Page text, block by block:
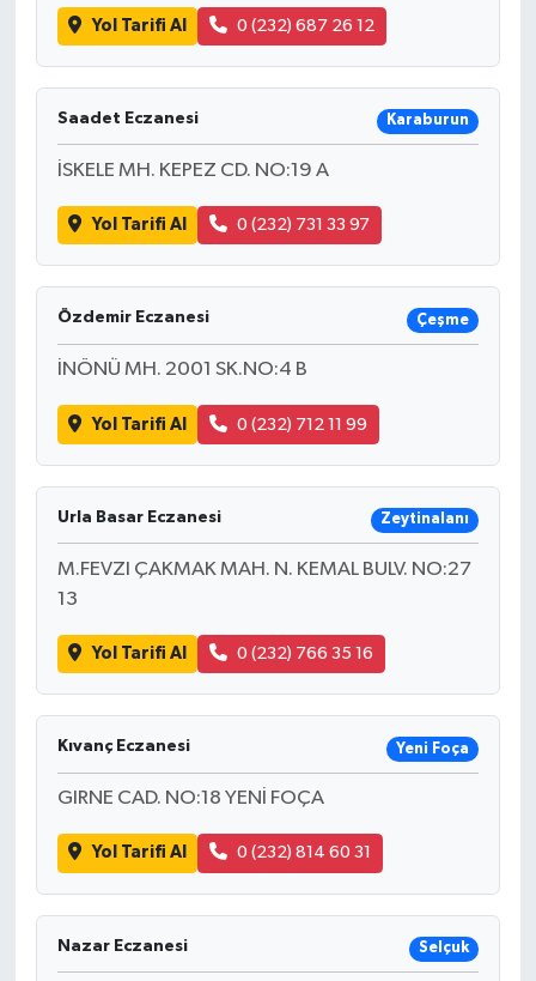
Yol Tarifi Al 0 (232) 687 26 12
Saadet Eczanesi Karaburun
İSKELE MH. KEPEZ CD. NO:19 A
Yol Tarifi Al 0 (232) 731 33 97
Özdemir Eczanesi Çeşme
İNÖNÜ MH. 2001 SK.NO:4 B
Yol Tarifi Al 0 (232) 712 11 99
Urla Basar Eczanesi Zeytinalanı
M.FEVZI ÇAKMAK MAH. N. KEMAL BULV. NO:27
13
Yol Tarifi Al 0 (232) 766 35 16
Kıvanç Eczanesi Yeni Foça
GIRNE CAD. NO:18 YENİ FOÇA
Yol Tarifi Al 0 (232) 814 60 31
Nazar Eczanesi Selçuk